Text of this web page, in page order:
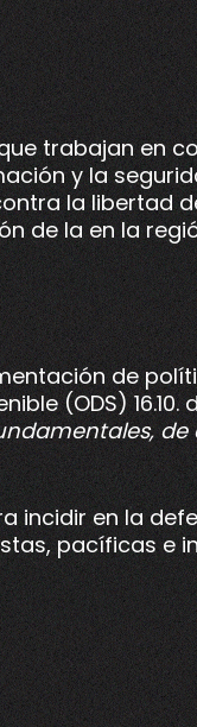
trabajan en
y la
la libertad
de la en la
de
(ODS) 16.10.
incidir en la
pacíficas e